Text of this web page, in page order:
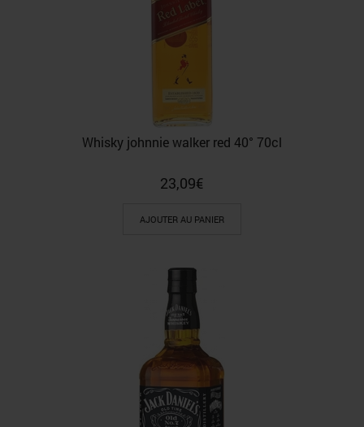
Whisky johnnie walker red 40° 70cl
23,09€
AJOUTER AU PANIER